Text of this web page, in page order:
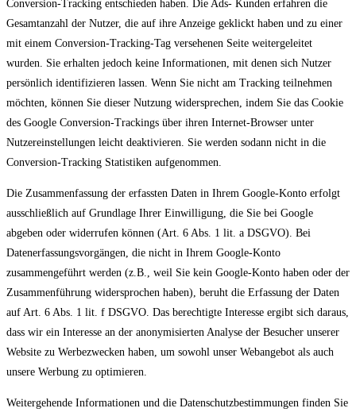
Conversion-Tracking entschieden haben. Die Ads- Kunden erfahren die
Gesamtanzahl der Nutzer, die auf ihre Anzeige geklickt haben und zu einer
mit einem Conversion-Tracking-Tag versehenen Seite weitergeleitet
wurden. Sie erhalten jedoch keine Informationen, mit denen sich Nutzer
persönlich identifizieren lassen. Wenn Sie nicht am Tracking teilnehmen
möchten, können Sie dieser Nutzung widersprechen, indem Sie das Cookie
des Google Conversion-Trackings über ihren Internet-Browser unter
Nutzereinstellungen leicht deaktivieren. Sie werden sodann nicht in die
Conversion-Tracking Statistiken aufgenommen.
Die Zusammenfassung der erfassten Daten in Ihrem Google-Konto erfolgt
ausschließlich auf Grundlage Ihrer Einwilligung, die Sie bei Google
abgeben oder widerrufen können (Art. 6 Abs. 1 lit. a DSGVO). Bei
Datenerfassungsvorgängen, die nicht in Ihrem Google-Konto
zusammengeführt werden (z.B., weil Sie kein Google-Konto haben oder der
Zusammenführung widersprochen haben), beruht die Erfassung der Daten
auf Art. 6 Abs. 1 lit. f DSGVO. Das berechtigte Interesse ergibt sich daraus,
dass wir ein Interesse an der anonymisierten Analyse der Besucher unserer
Website zu Werbezwecken haben, um sowohl unser Webangebot als auch
unsere Werbung zu optimieren.
Weitergehende Informationen und die Datenschutzbestimmungen finden Sie